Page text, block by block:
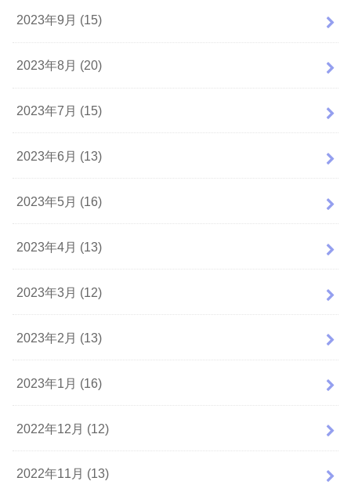
2023年9月 (15)
2023年8月 (20)
2023年7月 (15)
2023年6月 (13)
2023年5月 (16)
2023年4月 (13)
2023年3月 (12)
2023年2月 (13)
2023年1月 (16)
2022年12月 (12)
2022年11月 (13)